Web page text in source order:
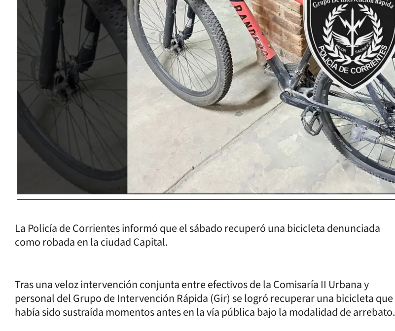
La Policía de Corrientes informó que el sábado recuperó una bicicleta denunciada
como robada en la ciudad Capital.
Tras una veloz intervención conjunta entre efectivos de la Comisaría II Urbana y
personal del Grupo de Intervención Rápida (Gir) se logró recuperar una bicicleta que
había sido sustraída momentos antes en la vía pública bajo la modalidad de arrebato.